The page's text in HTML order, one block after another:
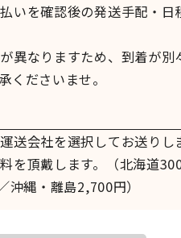
いを確認後の発送手配・日
異なりますため、到着が別
くださいませ。
送会社を選択してお送りし
を頂戴します。（北海道
縄・離島2,700円）